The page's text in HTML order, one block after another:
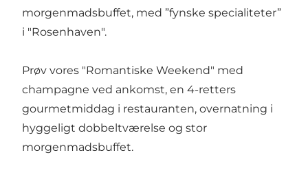
morgenmadsbuffet, med ”fynske specialiteter”
i "Rosenhaven".
Prøv vores "Romantiske Weekend" med
champagne ved ankomst, en 4-retters
gourmetmiddag i restauranten, overnatning i
hyggeligt dobbeltværelse og stor
morgenmadsbuffet.